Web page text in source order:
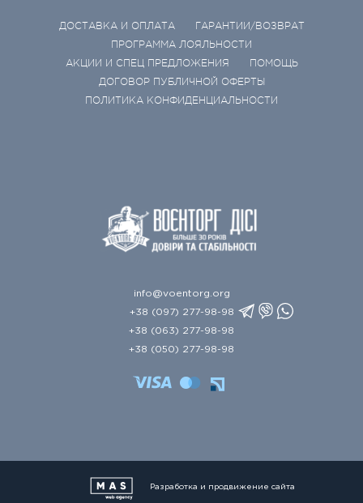
ДОСТАВКА И ОПЛАТА
ГАРАНТИИ/ВОЗВРАТ
ПРОГРАММА ЛОЯЛЬНОСТИ
АКЦИИ И СПЕЦ ПРЕДЛОЖЕНИЯ
ПОМОЩЬ
ДОГОВОР ПУБЛИЧНОЙ ОФЕРТЫ
ПОЛИТИКА КОНФИДЕНЦИАЛЬНОСТИ
info@voentorg.org
+38 (097) 277-98-98
+38 (063) 277-98-98
+38 (050) 277-98-98
Разработка и продвижение сайта